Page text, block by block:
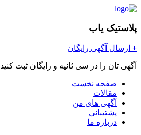
پلاستیک یاب
+ ارسال آگهی رایگان
آگهی تان را در سی ثانیه و رایگان ثبت کنید
صفحه نخست
مقالات
آگهی های من
پشتیبانی
درباره ما